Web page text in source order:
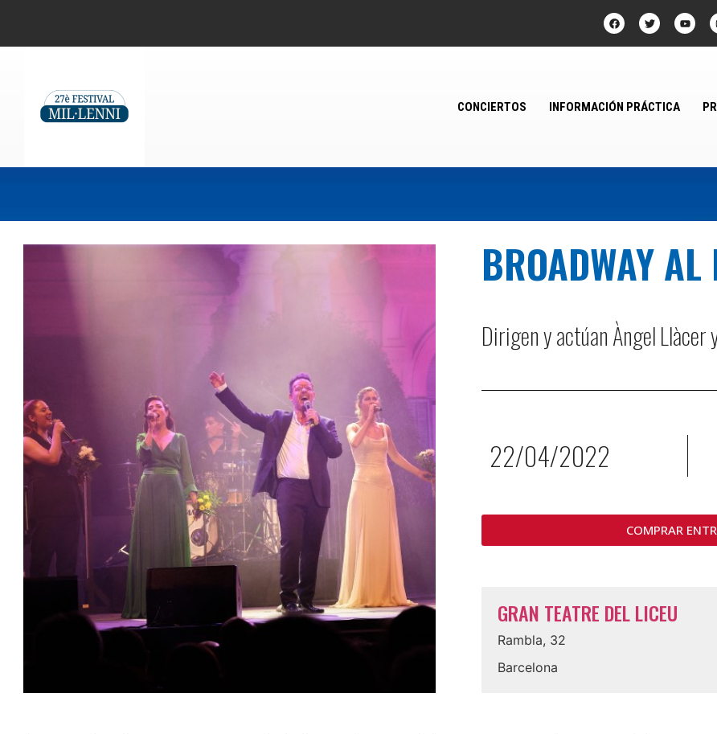
CONCIERTOS INFORMACIÓN PRÁCTICA
BROADWAY AL
Dirigen y actúan Àngel Llàcer
22/04/2022
COMPRAR
GRAN TEATRE DEL LICEU
Rambla, 32
Barcelona